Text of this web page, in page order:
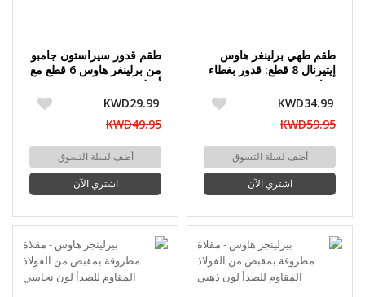
طقم طهي برلينغر هاوس
إيتيرنال 8 قطع: قدور بغطاء
+ مقالي 28 + 24 سم
KWD34.99
KWD59.95
أضف لسلة التسوق
اشتري الآن
طقم قدور سيراستون جامبو
من برلينغر هاوس 6 قطع مع
أغطية
KWD29.99
KWD49.95
أضف لسلة التسوق
اشتري الآن